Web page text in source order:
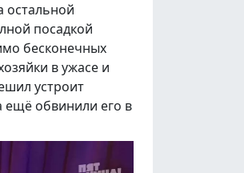
остальной
посадкой
бесконечных
в ужасе и
устроит
обвинили его в